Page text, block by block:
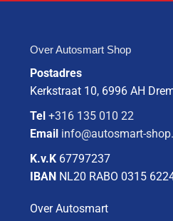
Over Autosmart Shop
Postadres
Kerkstraat 10, 6996 AH
Tel +316 135 010 22
Email info@autosmart-
K.v.K 67797237
IBAN NL20 RABO 0315
Over Autosmart